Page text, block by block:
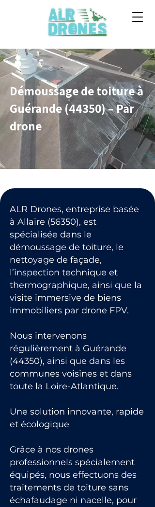
Démoussage de toiture à
Guérande (44350) – Par
drone
ALR Drones, entreprise basée
à Allaire (56350), est
spécialisée dans le
démoussage de toiture, le
nettoyage de façade,
l’inspection technique et
thermographique, ainsi que la
visite immersive de biens
immobiliers par drone FPV.
Nous intervenons
régulièrement à Guérande
(44350), ainsi que dans les
communes voisines et dans
toute la Loire-Atlantique.
Une solution innovante, rapide
et écologique
Grâce à nos drones
professionnels spécialement
équipés, nous effectuons des
traitements de toiture sans
échafaudage ni nacelle, pour